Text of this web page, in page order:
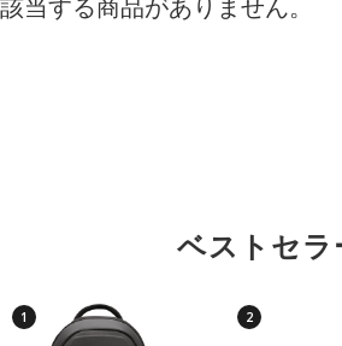
該当する商品がありません。
ベストセラ
1 2